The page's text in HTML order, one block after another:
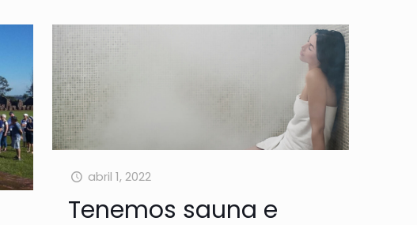
abril 1, 2022
Tenemos sauna e